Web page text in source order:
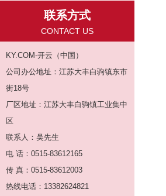
联系方式
CONTACT US
KY.COM-开云（中国）
公司办公地址：江苏大丰白驹镇东市
街18号
厂区地址：江苏大丰白驹镇工业集中
区
联系人：吴先生
电 话：0515-83612165
传 真：0515-83612003
热线电话：13382624821